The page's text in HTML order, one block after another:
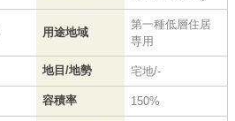
用途地域
第一種低層住居
専用
地目/地勢 宅地/-
容積率 150%